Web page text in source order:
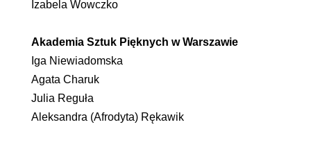
Izabela Wowczko
Akademia Sztuk Pięknych w Warszawie
Iga Niewiadomska
Agata Charuk
Julia Reguła
Aleksandra (Afrodyta) Rękawik